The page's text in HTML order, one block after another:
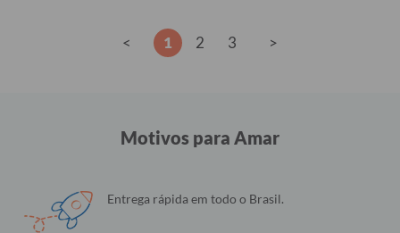
< 1 2 3 >
Motivos para Amar
Entrega rápida em todo o Brasil.